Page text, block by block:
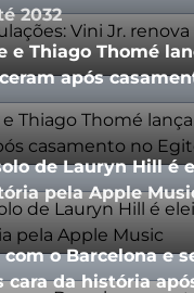
2032
e Thiago Thomé
após
de Lauryn Hill é
pela Apple
o Barcelona e
cara da história